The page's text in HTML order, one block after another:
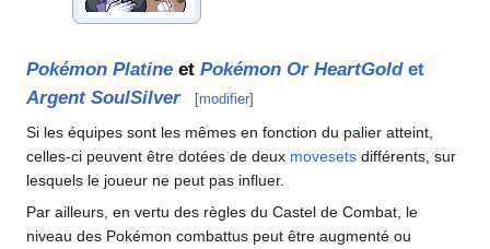
Pokémon Platine et Pokémon Or HeartGoldet
Argent SoulSilver
[modifier]
Si les équipes sont les mêmes en fonction du palier atteint,
celles-ci peuvent être dotées de deux movesets différents, sur
lesquels le joueur ne peut pas influer.
Par ailleurs, en vertu des règles du Castel de Combat, le
niveau des Pokémon combattus peut être augmenté ou